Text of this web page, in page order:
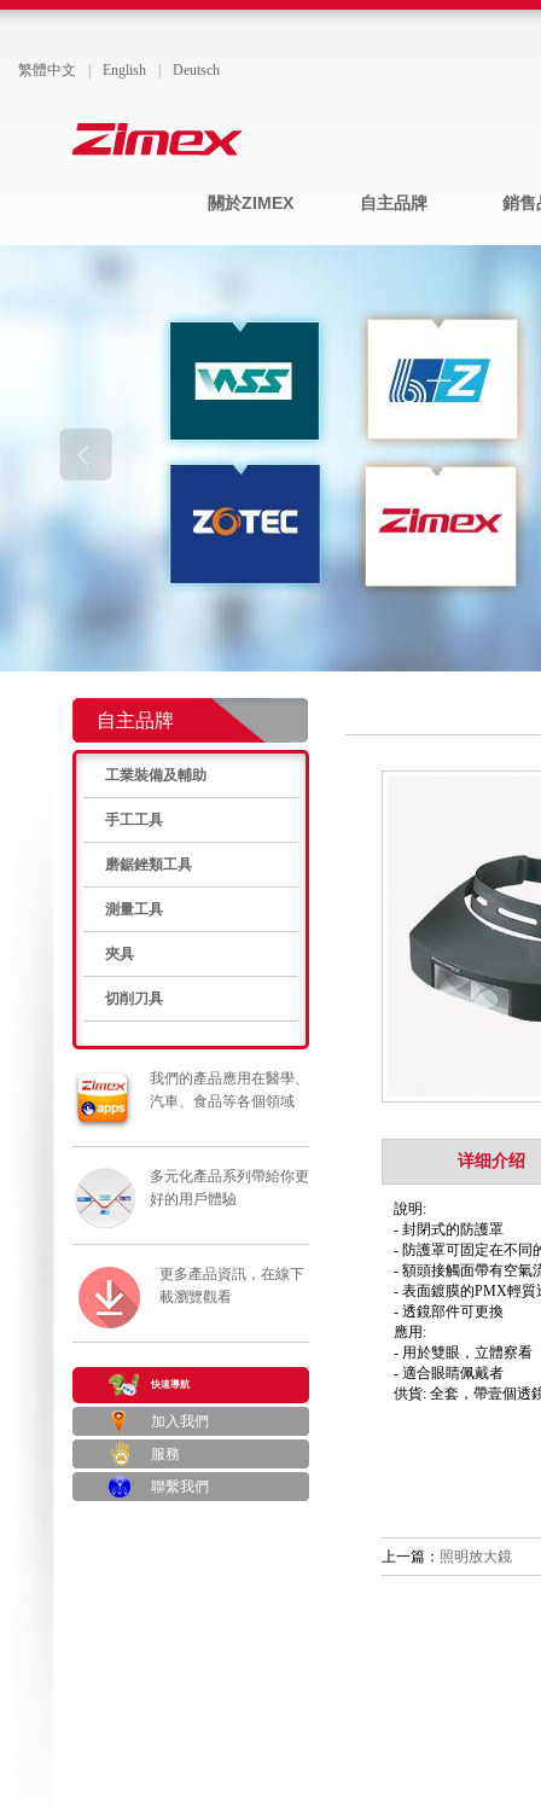
繁體中文 English Deutsch
關於ZIMEX 自主品牌 銷售
自主品牌
工業裝備及輔助
手工工具
磨鋸銼類工具
測量工具
夾具
切削刀具
我們的產品應用在醫學、
汽車、食品等各個領域
多元化產品系列帶給你更
好的用戶體驗
更多產品資訊，在線下
載瀏覽觀看
快速導航
加入我們
服務
聯繫我們
详细介绍
說明:
- 封閉式的防護罩
- 防護罩可固定在不同
- 額頭接觸面帶有空氣
- 表面鍍膜的PMX輕質
- 透鏡部件可更換
應用:
- 用於雙眼，立體察看
- 適合眼睛佩戴者
供貨: 全套，帶壹個透
上一篇： 照明放大鏡